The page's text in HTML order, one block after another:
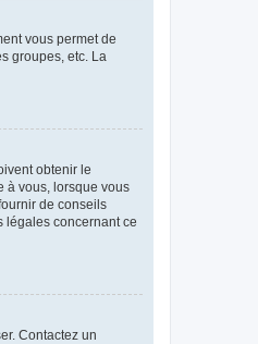
vous permet de
groupes, etc. La
obtenir le
à vous, lorsque vous
de conseils
légales concernant ce
Contactez un